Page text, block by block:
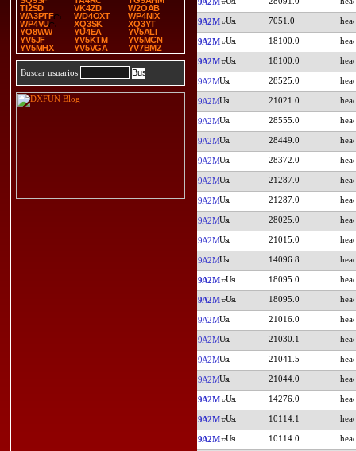
TI2SD
VK4ZD
W2OAB
WA3PTF
WD4OXT
WP4NIX
WP4VU
XQ3SK
XQ3YT
YO8WW
YU4EA
YV5ALI
YV5JF
YV5KTM
YV5MCN
YV5MHX
YV5VGA YV7BMZ
Buscar usuarios
9A2M 7051.0
9A2M 18100.0
9A2M 18100.0
9A2M 28525.0
9A2M 21021.0
9A2M 28555.0
9A2M 28449.0
9A2M 28372.0
9A2M 21287.0
9A2M 21287.0
9A2M 28025.0
9A2M 21015.0
9A2M 14096.8
9A2M 18095.0
9A2M 18095.0
9A2M 21016.0
9A2M 21030.1
9A2M 21041.5
9A2M 21044.0
9A2M 14276.0
9A2M 10114.1
9A2M 10114.0